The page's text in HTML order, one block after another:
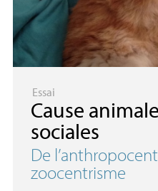
Essai
Cause
sociales
De
zoocentrisme